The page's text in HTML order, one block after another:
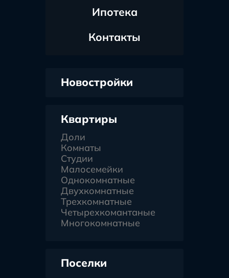
Ипотека
Контакты
Новостройки
Квартиры
Доли
Комнаты
Студии
Малосемейки
Однокомнатные
Двухкомнатные
Трехкомнатные
Четырехкомантаные
Многокомнатные
Поселки